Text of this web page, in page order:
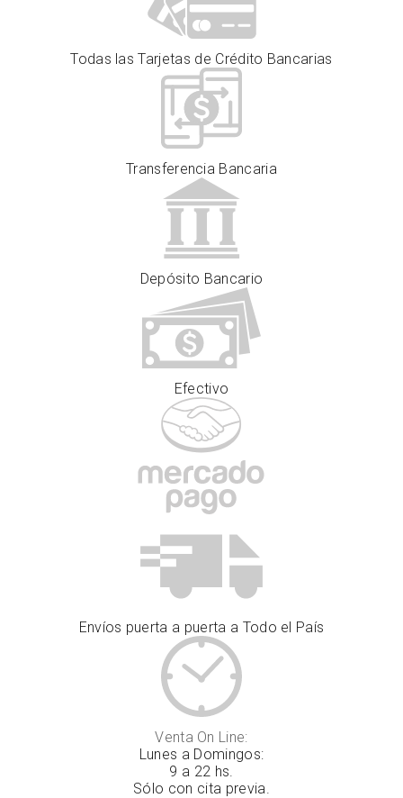
Todas las Tarjetas de Crédito Bancarias
Transferencia Bancaria
Depósito Bancario
Efectivo
Envíos puerta a puerta a Todo el País
Venta On Line:
Lunes a Domingos:
9 a 22 hs.
Sólo con cita previa.